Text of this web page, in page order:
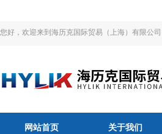
您好，欢迎来到海历克国际贸易（上海）有限公司
网站首页 关于我们